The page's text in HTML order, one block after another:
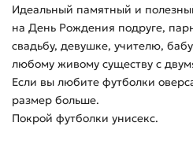
Идеальный памятный и
на День Рождения подруге,
свадьбу, девушке, учителю,
любому живому существу с
Если вы любите футболки
размер больше.
Покрой футболки унисекс.